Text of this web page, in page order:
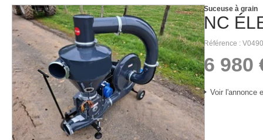
NC
Suceuse à grain
Référence V0490
6 980
Voir l'annonce